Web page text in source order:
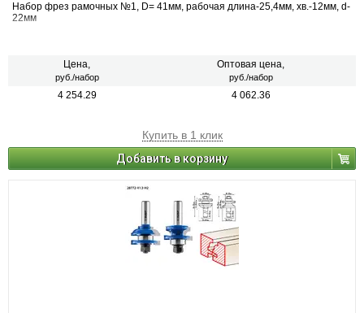
Набор фрез рамочных №1, D= 41мм, рабочая длина-25,4мм, хв.-12мм, d-
22мм
Цена,
руб./набор
Оптовая цена,
руб./набор
4 254.29 4 062.36
Купить в 1 клик
Добавить в корзину